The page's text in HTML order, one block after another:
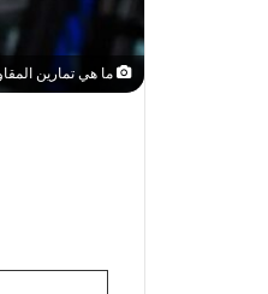
ما هي تمارين